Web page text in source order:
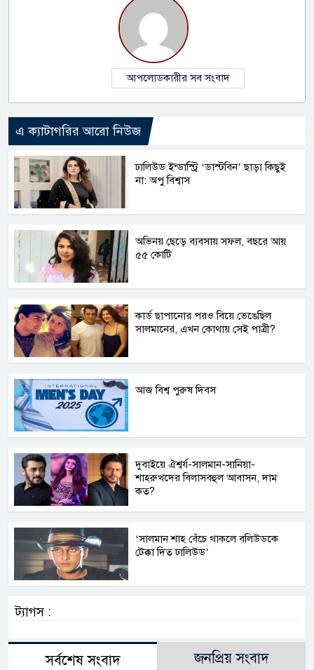
আপলোডকারীর সব সংবাদ
এ ক্যাটাগরির আরো নিউজ
ঢালিউড ইন্ডাস্ট্রি ‘ডাস্টবিন’ ছাড়া কিছুই
না: অপু বিশ্বাস
অভিনয় ছেড়ে ব্যবসায় সফল, বছরে আয়
৫৫ কোটি
কার্ড ছাপানোর পরও বিয়ে ভেঙেছিল
সালমানের, এখন কোথায় সেই পাত্রী?
আজ বিশ্ব পুরুষ দিবস
দুবাইয়ে ঐশ্বর্য-সালমান-সানিয়া-
শাহরুখদের বিলাসবহুল আবাসন, দাম
কত?
‘সালমান শাহ বেঁচে থাকলে বলিউডকে
টেক্কা দিত ঢালিউড’
ট্যাগস :
সর্বশেষ সংবাদ জনপ্রিয় সংবাদ